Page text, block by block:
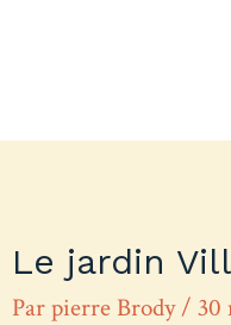
Le jardin
Parpierre Brody/ 30